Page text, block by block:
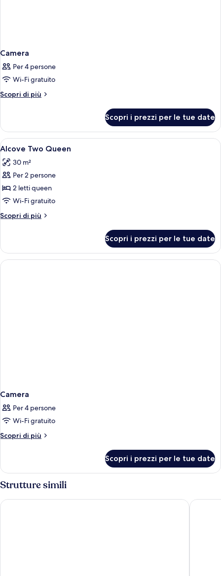
Camera
Per 4 persone
Wi-Fi gratuito
Scopri di più
Altri
Scopri i prezzi per le tue date
Apri
tutte
le
foto
per
Alcove
Two
Queen
Biancheria da letto di alta qualità,
2
Alcove Two Queen
30 m²
Per 2 persone
2 letti queen
Wi-Fi gratuito
Scopri di più
Altri
Two
Queen
Scopri i prezzi per le tue date
Camera
Per 4 persone
Wi-Fi gratuito
Scopri di più
Altri
Scopri i prezzi per le tue date
Strutture simili
Hyatt Regency San Francisco Hotel